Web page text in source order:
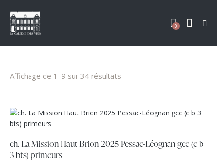
0
Affichage de 1–9 sur 34 résultats
ch. La Mission Haut Brion 2025 Pessac-Léognan gcc (c b
3 bts) primeurs